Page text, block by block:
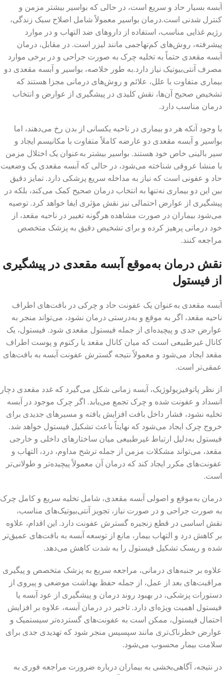
آبسه بسیار حاد و سریع است، در حالی که بواسیر بیشتر مزمن و
کنترل‌ شدنی است.درمان بواسیر معمولاً شامل اصلاح سبک زندگی،
رژیم غذایی مناسب، استفاده از داروهای ضد التهاب و در موارد
پیشرفته، روش‌های کم‌تهاجمی مانند لیزر است. در مقابل، درمان
آبسه مقعدی حتماً به تخلیه چرک به صورت جراحی و در برخی موارد
مصرف آنتی‌بیوتیک نیاز دارد.به طور خلاصه، بواسیر و آبسه مقعدی دو
بیماری متفاوت با علل، علائم و روش‌های درمانی مجزا هستند که
تشخیص صحیح آن‌ها، نقش کلیدی در پیشگیری از عوارض و انتخاب
درمان مناسب دارد.
با وجود آنکه هر دو بیماری در ناحیه یکسانی از بدن رخ می‌دهند، اما
بواسیر و آبسه مقعدی دو عارضه کاملاً متفاوت با مکانیسم ایجاد و
سیر بالینی خاص خود هستند. بواسیر بیشتر به‌عنوان یک اختلال مزمن
با منشا عروقی شناخته می‌شود، در حالی که آبسه مقعدی یک وضعیت
حاد و عفونی است که نیاز به مداخله سریع پزشکی دارد. تمایز دقیق
بین این دو بیماری نه‌تنها به انتخاب درمان صحیح کمک می‌کند، بلکه در
پیشگیری از عوارض احتمالی نیز نقش مؤثری ایفا خواهد کرد. توصیه
می‌شود بیماران در صورت مشاهده هرگونه تغییر در ناحیه مقعد، از
خود درمانی پرهیز کرده و برای تشخیص دقیق به پزشک متخصص
مراجعه کنند.
نقش درمان به‌موقع آبسه مقعدی در پیشگیری
از فیستول
آبسه مقعدی به‌عنوان یک عفونت حاد و چرکی در بافت‌های اطراف
ناحیه مقعد، اگر به موقع و به‌درستی درمان نشود، می‌تواند منجر به
عوارض جدی و پیچیده‌ای از جمله فیستول مقعدی شود. فیستول، یک
کانال غیرطبیعی است که میان کانال مقعد یا رکتوم و پوست اطراف
مقعد ایجاد می‌شود و معمولاً نتیجه گسترش عفونت آبسه به بافت‌های
عمقی‌تر است.
از نظر پاتوفیزیولوژیک، آبسه زمانی شکل می‌گیرد که غدد مقعدی دچار
انسداد و عفونت شده و چرک تجمع می‌یابد. اگر چرک موجود در آبسه
تخلیه نشود، فشار داخل بافت افزایش یافته و مسیرهای جدیدی برای
خروج چرک ایجاد می‌شود که نهایتاً باعث تشکیل فیستول خواهد شد.
فیستول به‌دلیل ارتباط غیرطبیعی میان ساختارهای داخلی و خارجی
مقعد، می‌تواند مشکلات مزمن از جمله ترشح مداوم، درد، التهاب و
عفونت‌های مکرر ایجاد کند که درمان آن معمولاً پیچیده‌تر و طولانی‌تر
است.
درمان به‌موقع و اصولی آبسه مقعدی، شامل تخلیه سریع و کامل چرک
به صورت جراحی و در صورت نیاز، تجویز آنتی‌بیوتیک‌های مناسب،
نقش اساسی در قطع زنجیره گسترش عفونت دارد. این اقدام، علاوه
بر کاهش درد و التهاب بیمار، مانع از توسعه آبسه به بافت‌های عمیق‌تر
شده و ریسک تشکیل فیستول را به شدت کاهش می‌دهد.
علاوه بر جنبه‌های درمانی، مراجعه سریع به پزشک متخصص و پیگیری
مراقبت‌های بعد از عمل، از جمله حفظ بهداشت موضعی و پیروی از
دستورات پزشکی، در بهبود روند درمان و پیشگیری از عود آبسه یا
فیستول اهمیت ویژه‌ای دارد. تاخیر در درمان آبسه، علاوه بر افزایش
احتمال فیستول، ممکن است به عفونت‌های گسترده‌تر سیستمیک و
عوارض خطرناک‌تری مانند سپسیس منجر شود که تهدیدی جدی برای
سلامت بیمار محسوب می‌شود.
در نتیجه، آگاهی‌بخشی به بیماران درباره ضرورت مراجعه فوری به